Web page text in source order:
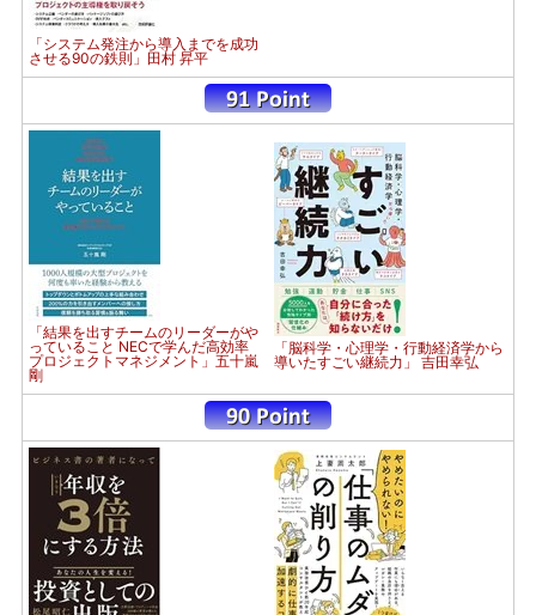
「システム発注から導入までを成功
させる90の鉄則」田村 昇平
「結果を出すチームのリーダーがや
っていること NECで学んだ高効率
プロジェクトマネジメント」五十嵐
剛
「脳科学・心理学・行動経済学から
導いたすごい継続力」 吉田幸弘